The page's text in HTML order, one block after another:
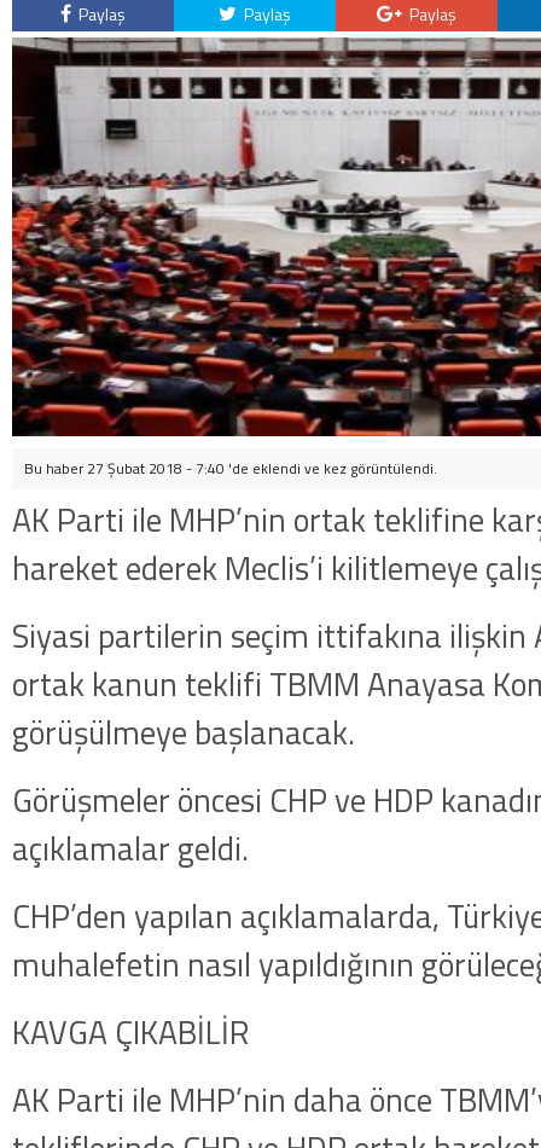
Paylaş Paylaş Paylaş
Bu haber 27 Şubat 2018 - 7:40 'de eklendi ve kez görüntülendi.
AK Parti ile MHP’nin ortak teklifine
hareket ederek Meclis’i kilitlemeye
Siyasi partilerin seçim ittifakına ilişkin
ortak kanun teklifi TBMM Anayasa
görüşülmeye başlanacak.
Görüşmeler öncesi CHP ve HDP
açıklamalar geldi.
CHP’den yapılan açıklamalarda,
muhalefetin nasıl yapıldığının
KAVGA ÇIKABİLİR
AK Parti ile MHP’nin daha önce